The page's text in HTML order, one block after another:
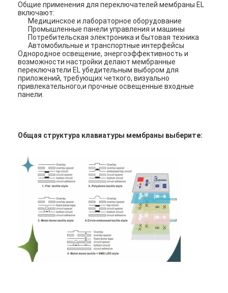
Защитная пленка и бумажная упаковка
Общие применения для переключателей мембраны EL
включают:
Медицинское и лабораторное оборудование
Промышленные панели управления и машины
Потребительская электроника и бытовая техника
Автомобильные и транспортные интерфейсы
Однородное освещение, энергоэффективность и
возможности настройки делают мембранные
переключатели EL убедительным выбором для
приложений, требующих четкого, визуально
привлекательного,и прочные освещенные входные
панели.
Общая структура клавиатуры мембраны выберите: